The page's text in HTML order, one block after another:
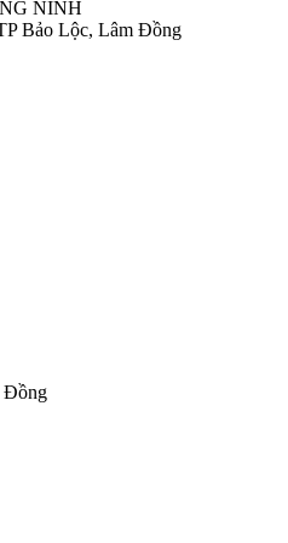
NINH
Bảo Lộc, Lâm Đồng
Đồng